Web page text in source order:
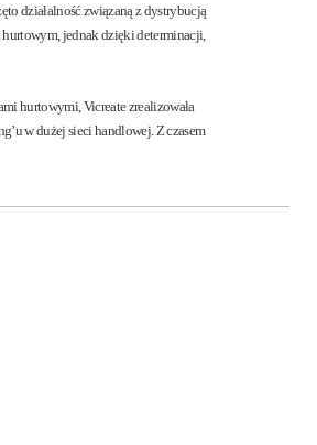
działalność związaną z dystrybucją
jednak dzięki determinacji,
hurtowymi, Vicreate zrealizowała
w dużej sieci handlowej. Z czasem